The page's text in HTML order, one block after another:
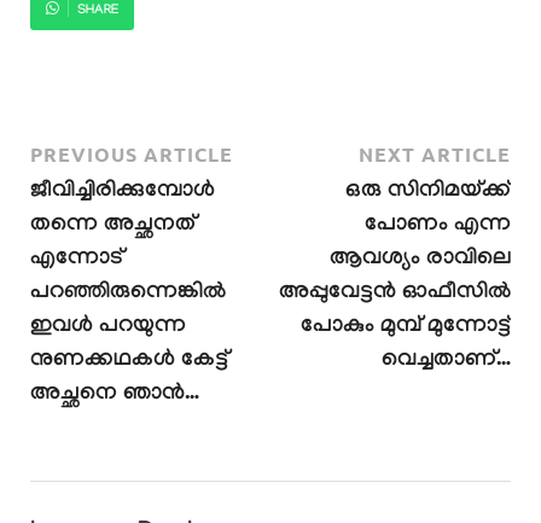
SHARE
PREVIOUS ARTICLE
ജീവിച്ചിരിക്കുമ്പോള്‍
തന്നെ അച്ഛനത്
എന്നോട്
പറഞ്ഞിരുന്നെങ്കില്‍
ഇവള്‍ പറയുന്ന
നുണക്കഥകള്‍ കേട്ട്
അച്ഛനെ ഞാന്‍…
NEXT ARTICLE
ഒരു സിനിമയ്ക്ക്
പോണം എന്ന
ആവശ്യം രാവിലെ
അപ്പുവേട്ടൻ ഓഫീസിൽ
പോകും മുമ്പ് മുന്നോട്ട്
വെച്ചതാണ്…